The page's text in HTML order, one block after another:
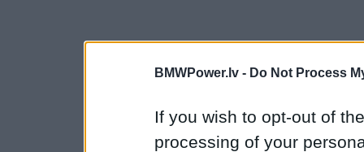
BMWPower.lv - Do Not Process
If you wish to opt-out of
processing of your